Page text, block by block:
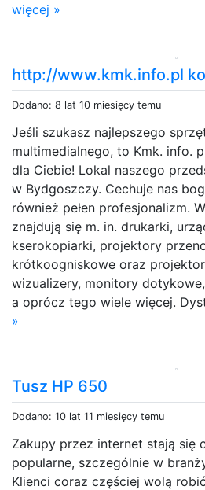
więcej »
http://www.kmk.info.pl
Dodano: 8 lat 10 miesięcy temu
Jeśli szukasz najlepszego
multimedialnego, to Kmk. info.
dla Ciebie! Lokal naszego
w Bydgoszczy. Cechuje nas
również pełen profesjonalizm.
znajdują się m. in. drukarki,
kserokopiarki, projektory
krótkoogniskowe oraz
wizualizery, monitory
a oprócz tego wiele więcej.
»
Tusz HP 650
Dodano: 10 lat 11 miesięcy temu
Zakupy przez internet stają się
popularne, szczególnie w
Klienci coraz częściej wolą